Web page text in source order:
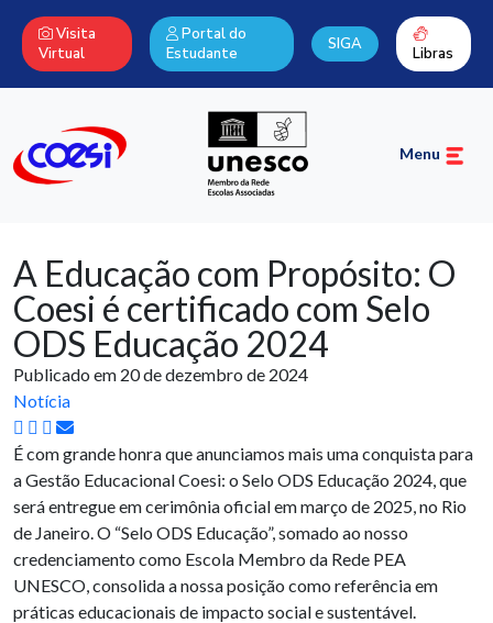
Visita
Virtual
Portal do
Estudante
SIGA Libras
Menu
A Educação com Propósito: O
Coesi é certificado com Selo
ODS Educação 2024
Publicado em 20 de dezembro de 2024
Notícia
É com grande honra que anunciamos mais uma conquista para
a Gestão Educacional Coesi: o Selo ODS Educação 2024, que
será entregue em cerimônia oficial em março de 2025, no Rio
de Janeiro. O “Selo ODS Educação”, somado ao nosso
credenciamento como Escola Membro da Rede PEA
UNESCO, consolida a nossa posição como referência em
práticas educacionais de impacto social e sustentável.